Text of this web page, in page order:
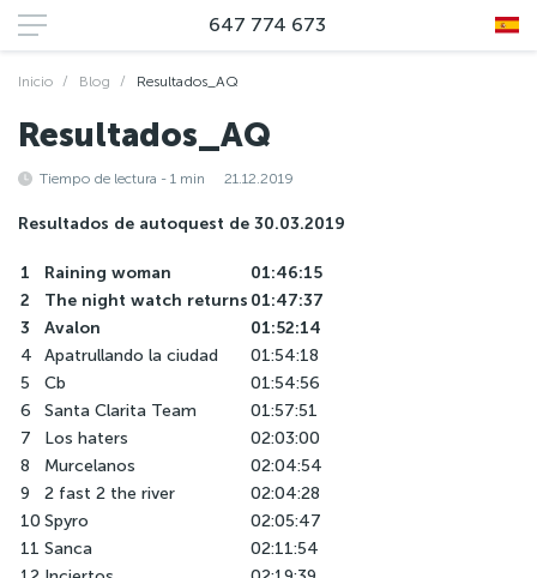
647 774 673
Inicio Blog Resultados_AQ
Resultados_AQ
Tiempo de lectura - 1 min 21.12.2019
Resultados de autoquest de 30.03.2019
1 Raining woman
01:46:15
2
The night watch returns 01:47:37
3
Avalon
01:52:14
4
Apatrullando la ciudad
01:54:18
5
Cb
01:54:56
6
Santa Clarita Team
01:57:51
7
Los haters
02:03:00
8
Murcelanos
02:04:54
9
2 fast 2 the river
02:04:28
10 Spyro
02:05:47
11 Sanca
02:11:54